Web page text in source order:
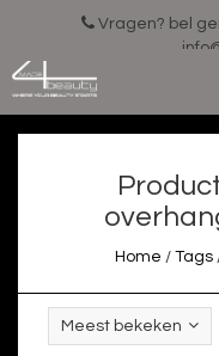
Vragen? bel
Home / Tags
Meest bekeken